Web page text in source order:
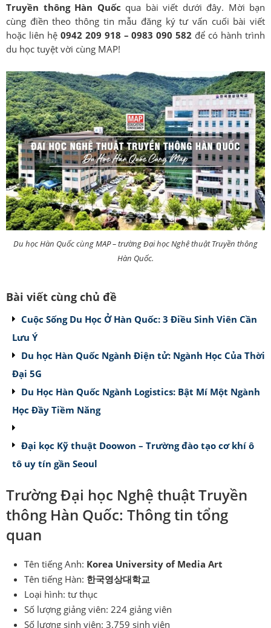
Truyền thông Hàn Quốc qua bài viết dưới đây. Mời bạn
cùng điền theo thông tin mẫu đăng ký tư vấn cuối bài viết
hoặc liên hệ 0942 209 918 – 0983 090 582 để có hành trình
du học tuyệt vời cùng MAP!
Du học Hàn Quốc cùng MAP – trường Đại học Nghệ thuật Truyền thông
Hàn Quốc.
Bài viết cùng chủ đề
Cuộc Sống Du Học Ở Hàn Quốc: 3 Điều Sinh Viên Cần
Lưu Ý
Du học Hàn Quốc Ngành Điện tử: Ngành Học Của Thời
Đại 5G
Du Học Hàn Quốc Ngành Logistics: Bật Mí Một Ngành
Học Đầy Tiềm Năng
Đại kọc Kỹ thuật Doowon – Trường đào tạo cơ khí ô
tô uy tín gần Seoul
Trường Đại học Nghệ thuật Truyền
thông Hàn Quốc: Thông tin tổng
quan
Tên tiếng Anh: Korea University of Media Art
Tên tiếng Hàn: 한국영상대학교
Loại hình: tư thục
Số lượng giảng viên: 224 giảng viên
Số lượng sinh viên: 3.759 sinh viên